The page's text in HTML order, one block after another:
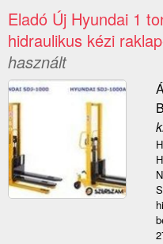
Eladó Új Hyundai 1
hidraulikus kézi
használt